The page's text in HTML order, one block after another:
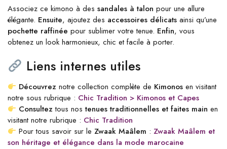
Associez ce kimono à des sandales à talon pour une allure
élégante. Ensuite, ajoutez des accessoires délicats ainsi qu’une
pochette raffinée pour sublimer votre tenue. Enfin, vous
obtenez un look harmonieux, chic et facile à porter.
Liens internes utiles
Découvrez notre collection complète de Kimonos en visitant
notre sous rubrique : Chic Tradition > Kimonos et Capes
Consultez tous nostenues traditionnelles et faites main en
visitant notre rubrique : Chic Tradition
Pour tous savoir sur leZwaak Maâlem :Zwaak Maâlem et
son héritage et élégance dans la mode marocaine